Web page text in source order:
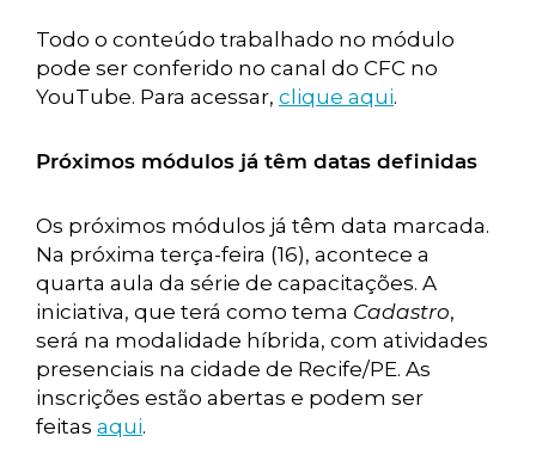
Todo o conteúdo trabalhado no módulo
pode ser conferido no canal do CFC no
YouTube. Para acessar, clique aqui.
Próximos módulos já têm datas definidas
Os próximos módulos já têm data marcada.
Na próxima terça-feira (16), acontece a
quarta aula da série de capacitações. A
iniciativa, que terá como tema Cadastro,
será na modalidade híbrida, com atividades
presenciais na cidade de Recife/PE. As
inscrições estão abertas e podem ser
feitas aqui.